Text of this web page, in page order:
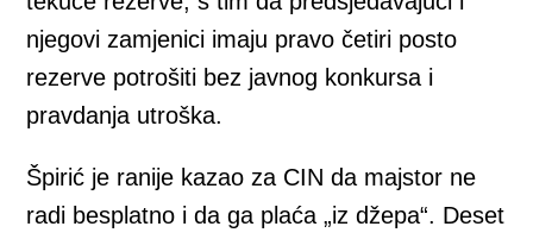
njegovi zamjenici imaju pravo četiri posto
rezerve potrošiti bez javnog konkursa i
pravdanja utroška.
Špirić je ranije kazao za CIN da majstor ne
radi besplatno i da ga plaća „iz džepa“. Deset